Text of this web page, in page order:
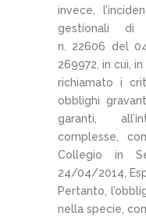
invece,
gestionali
n. 22606 del
269972, in cui,
richiamato i
obblighi
garanti,
complesse,
Collegio in
24/04/2014,
Pertanto,
nella specie,